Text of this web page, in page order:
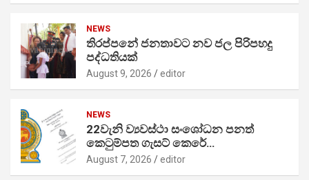
NEWS
තිරප්පනේ ජනතාවට නව ජල පිරිපහදු
පද්ධතියක්
August 9, 2026 editor
NEWS
22වැනි ව්‍යවස්ථා සංශෝධන පනත්
කෙටුම්පත ගැසට් කෙරේ…
August 7, 2026 editor